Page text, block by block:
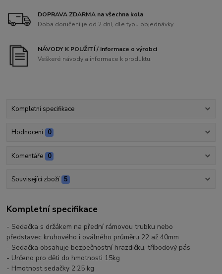
DOPRAVA ZDARMA na všechna kola
Doba doručení je od 2 dní, dle typu objednávky
NÁVODY K POUŽITÍ / informace o výrobci
Veškeré návody a informace k produktu.
Kompletní specifikace
Hodnocení 0
Komentáře 0
Související zboží 5
Kompletní specifikace
- Sedačka s držákem na přední rámovou trubku nebo
představec kruhového i oválného průměru 22 až 40mm
- Sedačka obsahuje bezpečnostní hrazdičku, tříbodový pás
- Určeno pro děti do hmotnosti 15kg
- Hmotnost sedačky 2,25 kg